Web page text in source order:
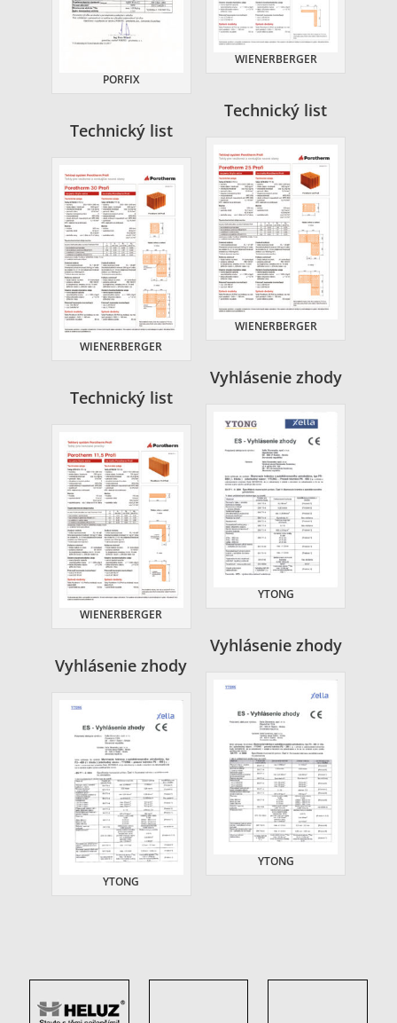
PORFIX
Technický list
WIENERBERGER
Technický list
WIENERBERGER
Vyhlásenie zhody
YTONG
WIENERBERGER
Technický list
WIENERBERGER
Vyhlásenie zhody
YTONG
Vyhlásenie zhody
YTONG